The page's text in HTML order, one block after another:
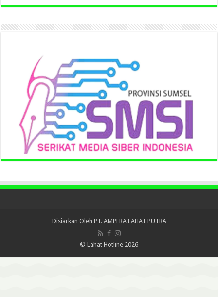
Disiarkan Oleh PT. AMPERA LAHAT PUTRA
© Lahat Hotline 2026